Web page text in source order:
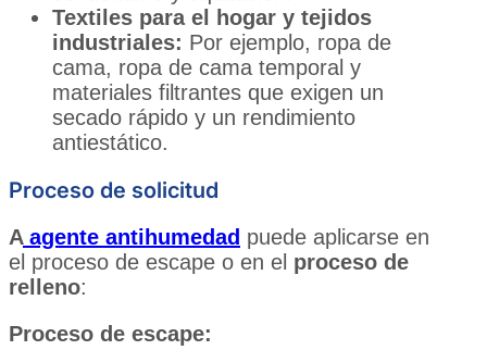
Textiles para el hogar y tejidos
industriales: Por ejemplo, ropa de
cama, ropa de cama temporal y
materiales filtrantes que exigen un
secado rápido y un rendimiento
antiestático.
Proceso de solicitud
Aagente antihumedad puede aplicarse en
el proceso de escape o en el proceso de
relleno:
Proceso de escape: